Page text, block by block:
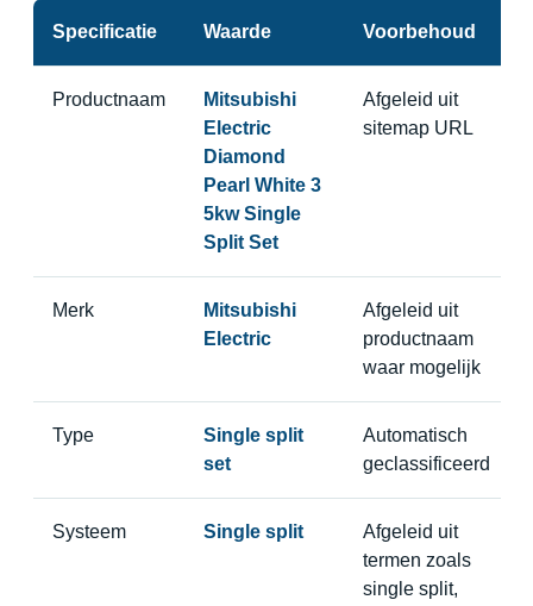
Specificatie Waarde Voorbehoud
Productnaam
Mitsubishi
Electric
Diamond
Pearl White 3
5kw Single
Split Set
Afgeleid uit
sitemap URL
Merk
Mitsubishi
Electric
Afgeleid uit
productnaam
waar mogelijk
Type
Single split
set
Automatisch
geclassificeerd
Systeem Single split
Afgeleid uit
termen zoals
single split,